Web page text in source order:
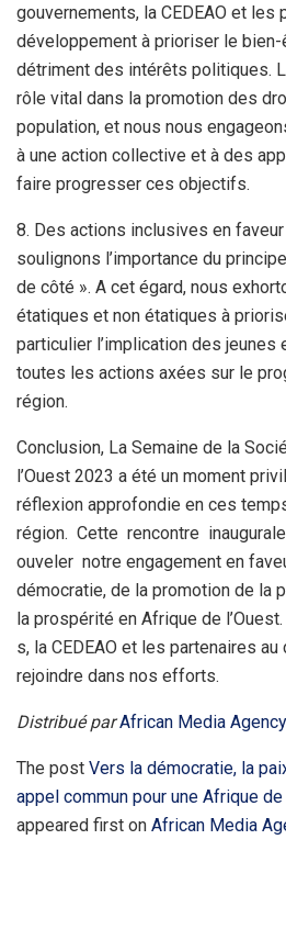
gouvernements, la CEDEAO et les
développement à prioriser le
détriment des intérêts politiques.
rôle vital dans la promotion des
population, et nous nous
à une action collective et à des
faire progresser ces objectifs.
8. Des actions inclusives en
soulignons l’importance du
de côté ». A cet égard, nous
étatiques et non étatiques à
particulier l’implication des jeunes
toutes les actions axées sur le
région.
Conclusion, La Semaine de la
l’Ouest 2023 a été un moment
réflexion approfondie en ces
région. Cette rencontre
ouveler notre engagement en
démocratie, de la promotion de la
la prospérité en Afrique de
s, la CEDEAO et les partenaires
rejoindre dans nos efforts.
Distribué parAfrican Media
The post Vers la démocratie, la
appel commun pour une Afrique
appeared first on African Media